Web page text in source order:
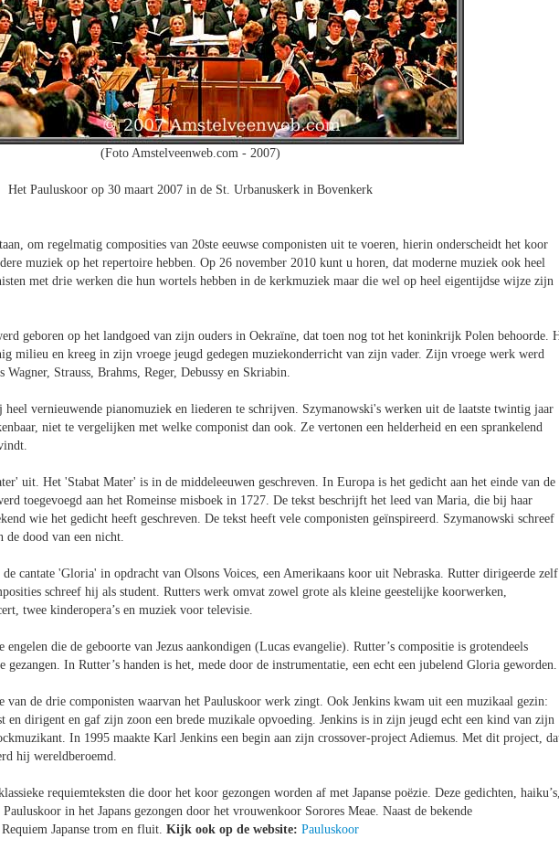
(Foto Amstelveenweb.com - 2007)
Het Pauluskoor op 30 maart 2007 in de St. Urbanuskerk in Bovenkerk
om regelmatig composities van 20ste eeuwse componisten uit te voeren, hierin onderscheidt het koor
muziek op het repertoire hebben. Op 26 november 2010 kunt u horen, dat moderne muziek ook heel
met drie werken die hun wortels hebben in de kerkmuziek maar die wel op heel eigentijdse wijze zijn
geboren op het landgoed van zijn ouders in Oekraïne, dat toen nog tot het koninkrijk Polen behoorde.
milieu en kreeg in zijn vroege jeugd gedegen muziekonderricht van zijn vader. Zijn vroege werk werd
Strauss, Brahms, Reger, Debussy en Skriabin.
vernieuwende pianomuziek en liederen te schrijven. Szymanowski's werken uit de laatste twintig jaar
niet te vergelijken met welke componist dan ook. Ze vertonen een helderheid en een sprankelend
uit. Het 'Stabat Mater' is in de middeleeuwen geschreven. In Europa is het gedicht aan het einde van de
toegevoegd aan het Romeinse misboek in 1727. De tekst beschrijft het leed van Maria, die bij haar
wie het gedicht heeft geschreven. De tekst heeft vele componisten geïnspireerd. Szymanowski schreef
dood van een nicht.
cantate 'Gloria' in opdracht van Olsons Voices, een Amerikaans koor uit Nebraska. Rutter dirigeerde zelf
schreef hij als student. Rutters werk omvat zowel grote als kleine geestelijke koorwerken,
twee kinderopera’s en muziek voor televisie.
die de geboorte van Jezus aankondigen (Lucas evangelie). Rutter’s compositie is grotendeels
gezangen. In Rutter’s handen is het, mede door de instrumentatie, een echt een jubelend Gloria geworden.
van de drie componisten waarvan het Pauluskoor werk zingt. Ook Jenkins kwam uit een muzikaal gezin:
en dirigent en gaf zijn zoon een brede muzikale opvoeding. Jenkins is in zijn jeugd echt een kind van zijn
In 1995 maakte Karl Jenkins een begin aan zijn crossover-project Adiemus. Met dit project,
hij wereldberoemd.
requiemteksten die door het koor gezongen worden af met Japanse poëzie. Deze gedichten,
in het Japans gezongen door het vrouwenkoor Sorores Meae. Naast de bekende
Japanse trom en fluit. Kijk ook op de website: Pauluskoor